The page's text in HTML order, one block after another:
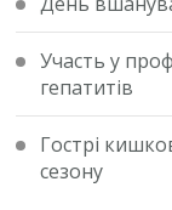
Участь у
гепатитів
Гострі
сезону